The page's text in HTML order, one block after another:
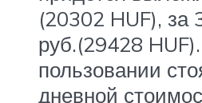
(20302 HUF), за
руб.(29428
пользовании
дневной